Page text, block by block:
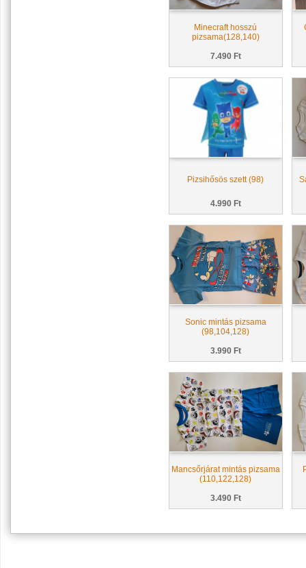
Minecraft hosszú
pizsama(128,140)
7.490 Ft
Pizsihősös szett (98)
4.990 Ft
Sonic mintás pizsama
(98,104,128)
3.990 Ft
Mancsőrjárat mintás pizsama
(110,122,128)
3.490 Ft